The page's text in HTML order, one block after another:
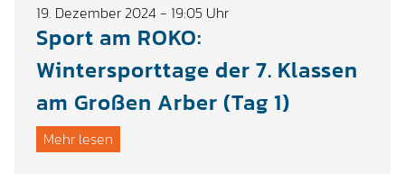
19. Dezember 2024 - 19:05 Uhr
Sport am ROKO:
Wintersporttage der 7. Klassen
am Großen Arber (Tag 1)
Mehr lesen